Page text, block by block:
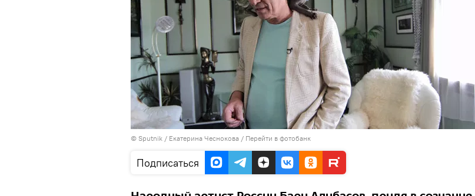
© Sputnik / Екатерина Чеснокова / Перейти в фотобанк
Подписаться